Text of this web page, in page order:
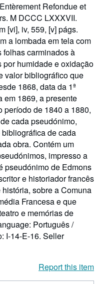
Refondue et
M DCCC LXXXVII.
[vi], iv, 559, [v] págs.
a lombada em tela com
folhas carminados à
humidade e oxidação
valor bibliográfico que
1868, data da 1ª
em 1869, a presente
período de 1840 a 1880,
cada pseudónimo,
de cada
obra. Contém um
impresso a
pseudónimo de Edmons
e historiador francês
sobre a Comuna
Francesa e que
e memórias de
Português /
I-14-E-16. Seller
Report this item